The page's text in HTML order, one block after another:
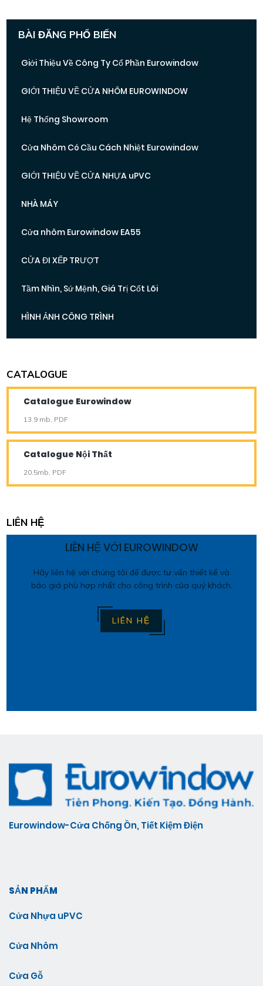
BÀI ĐĂNG PHỔ BIẾN
Giới Thiệu Về Công Ty Cổ Phần Eurowindow
GIỚI THIỆU VỀ CỬA NHÔM EUROWINDOW
Hệ Thống Showroom
Cửa Nhôm Có Cầu Cách Nhiệt Eurowindow
GIỚI THIỆU VỀ CỬA NHỰA uPVC
NHÀ MÁY
Cửa nhôm Eurowindow EA55
CỬA ĐI XẾP TRƯỢT
Tầm Nhìn, Sứ Mệnh, Giá Trị Cốt Lõi
HÌNH ẢNH CÔNG TRÌNH
CATALOGUE
Catalogue Eurowindow
13.9 mb, PDF
Catalogue Nội Thất
20.5mb, PDF
LIÊN HỆ
LIÊN HỆ VỚI EUROWINDOW
Hãy liên hệ với chúng tôi để được tư vấn thiết kế và
báo giá phù hợp nhất cho công trình của quý khách.
LIÊN HỆ
Eurowindow-Cửa Chống Ồn, Tiết Kiệm Điện
SẢN PHẨM
Cửa Nhựa uPVC
Cửa Nhôm
Cửa Gỗ